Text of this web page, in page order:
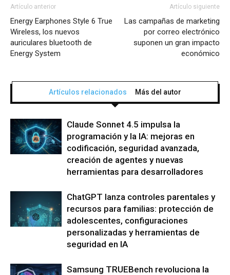
Artículo anterior
Energy Earphones Style 6 True
Wireless, los nuevos
auriculares bluetooth de
Energy System
Artículo siguiente
Las campañas de marketing
por correo electrónico
suponen un gran impacto
económico
Artículos relacionados Más del autor
Claude Sonnet 4.5 impulsa la
programación y la IA: mejoras en
codificación, seguridad avanzada,
creación de agentes y nuevas
herramientas para desarrolladores
ChatGPT lanza controles parentales y
recursos para familias: protección de
adolescentes, configuraciones
personalizadas y herramientas de
seguridad en IA
Samsung TRUEBench revoluciona la